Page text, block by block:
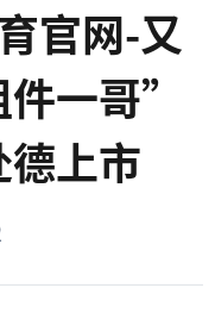
官网-又
一哥”
上市